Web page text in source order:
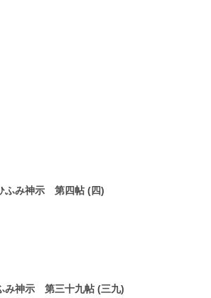
み神示 第四帖 (四)
神示 第三十九帖 (三九)